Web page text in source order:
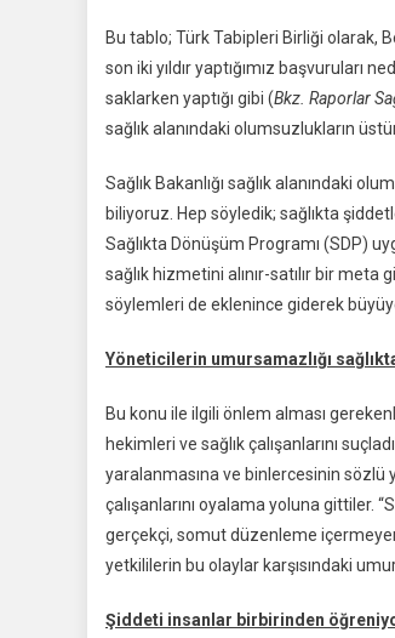
Bu tablo; Türk Tabipleri Birliği olarak,
son iki yıldır yaptığımız başvuruları
saklarken yaptığı gibi (Bkz. Raporlar
sağlık alanındaki olumsuzlukların
Sağlık Bakanlığı sağlık alanındaki
biliyoruz. Hep söyledik; sağlıkta
Sağlıkta Dönüşüm Programı (SDP)
sağlık hizmetini alınır-satılır bir
söylemleri de eklenince giderek
Yöneticilerin umursamazlığı
Bu konu ile ilgili önlem alması
hekimleri ve sağlık çalışanlarını
yaralanmasına ve binlercesinin sözlü
çalışanlarını oyalama yoluna gittiler.
gerçekçi, somut düzenleme
yetkililerin bu olaylar karşısındaki
Şiddeti insanlar birbirinden